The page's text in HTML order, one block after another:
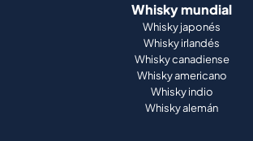
Whisky mundial
Whisky japonés
Whisky irlandés
Whisky canadiense
Whisky americano
Whisky indio
Whisky alemán